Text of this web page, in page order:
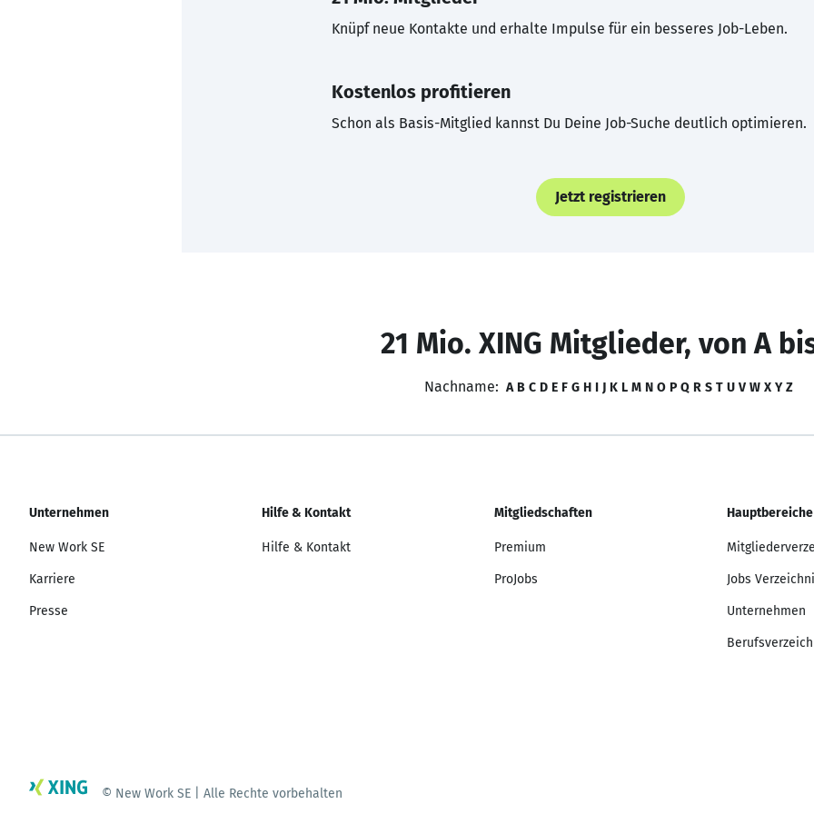
Knüpf neue Kontakte und erhalte Impulse für ein besseres Job-Leben.
Kostenlos profitieren
Schon als Basis-Mitglied kannst Du Deine Job-Suche deutlich optimieren.
Jetzt registrieren
21 Mio. XING Mitglieder, von A
Nachname: A B C D E F G H I J K L M N O P Q R S T U V W X Y Z
Unternehmen
New Work SE
Karriere
Presse
Hilfe & Kontakt
Hilfe & Kontakt
Mitgliedschaften
Premium
ProJobs
Hauptbereiche
Jobs
Unternehmen
© New Work SE | Alle Rechte vorbehalten